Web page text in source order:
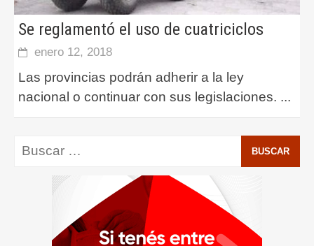
Se reglamentó el uso de cuatriciclos
enero 12, 2018
Las provincias podrán adherir a la ley
nacional o continuar con sus legislaciones. ...
Buscar: